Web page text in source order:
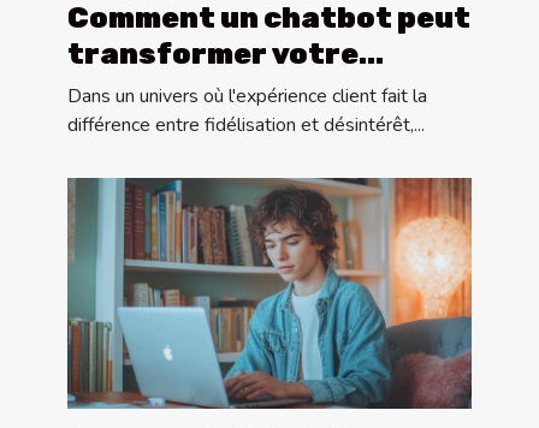
Comment un chatbot peut
transformer votre
service client ?
Dans un univers où l'expérience client fait la
différence entre fidélisation et désintérêt,...